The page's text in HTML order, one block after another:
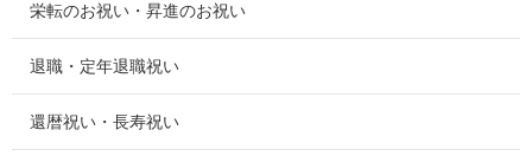
栄転のお祝い・昇進のお祝い
退職・定年退職祝い
還暦祝い・長寿祝い